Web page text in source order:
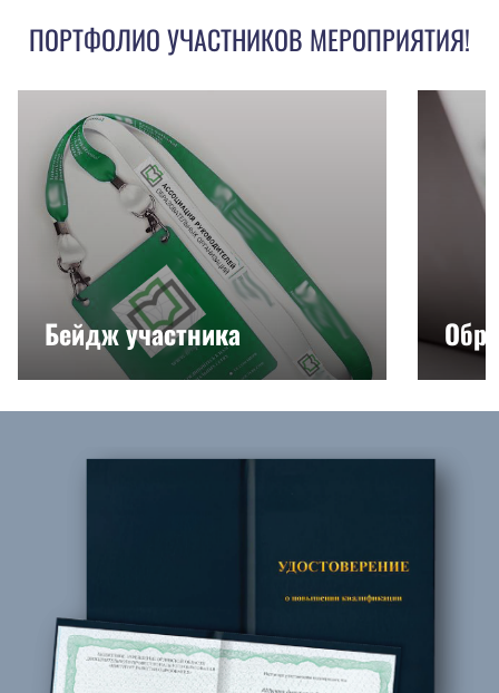
ПОРТФОЛИО УЧАСТНИКОВ МЕРОПРИЯТИЯ!
Бейдж участника